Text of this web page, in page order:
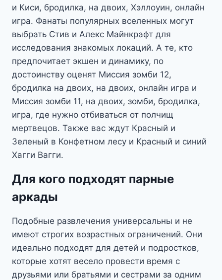
и Киси, бродилка, на двоих, Хэллоуин, онлайн
игра. Фанаты популярных вселенных могут
выбрать Стив и Алекс Майнкрафт для
исследования знакомых локаций. А те, кто
предпочитает экшен и динамику, по
достоинству оценят Миссия зомби 12,
бродилка на двоих, на двоих, онлайн игра и
Миссия зомби 11, на двоих, зомби, бродилка,
игра, где нужно отбиваться от полчищ
мертвецов. Также вас ждут Красный и
Зеленый в Конфетном лесу и Красный и синий
Хагги Вагги.
Для кого подходят парные
аркады
Подобные развлечения универсальны и не
имеют строгих возрастных ограничений. Они
идеально подходят для детей и подростков,
которые хотят весело провести время с
друзьями или братьями и сестрами за одним